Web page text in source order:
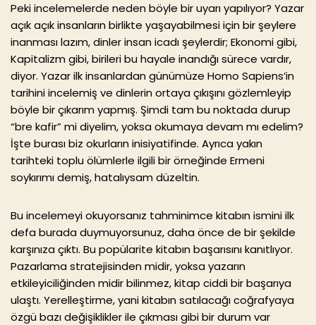
Peki incelemelerde neden böyle bir uyarı yapılıyor? Yazar
açık açık insanların birlikte yaşayabilmesi için bir şeylere
inanması lazım, dinler insan icadı şeylerdir; Ekonomi gibi,
Kapitalizm gibi, birileri bu hayale inandığı sürece vardır,
diyor. Yazar ilk insanlardan günümüze Homo Sapiens’in
tarihini incelemiş ve dinlerin ortaya çıkışını gözlemleyip
böyle bir çıkarım yapmış. Şimdi tam bu noktada durup
“bre kafir” mi diyelim, yoksa okumaya devam mı edelim?
İşte burası biz okurların inisiyatifinde. Ayrıca yakın
tarihteki toplu ölümlerle ilgili bir örneğinde Ermeni
soykırımı demiş, hatalıysam düzeltin.
Bu incelemeyi okuyorsanız tahminimce kitabın ismini ilk
defa burada duymuyorsunuz, daha önce de bir şekilde
karşınıza çıktı. Bu popülarite kitabın başarısını kanıtlıyor.
Pazarlama stratejisinden midir, yoksa yazarın
etkileyiciliğinden midir bilinmez, kitap ciddi bir başarıya
ulaştı. Yerelleştirme, yani kitabın satılacağı coğrafyaya
özgü bazı değişiklikler ile çıkması gibi bir durum var